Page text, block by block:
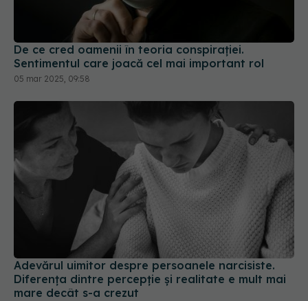
De ce cred oamenii în teoria conspirației.
Sentimentul care joacă cel mai important rol
05 mar 2025, 09:58
Adevărul uimitor despre persoanele narcisiste.
Diferența dintre percepție și realitate e mult mai
mare decât s-a crezut